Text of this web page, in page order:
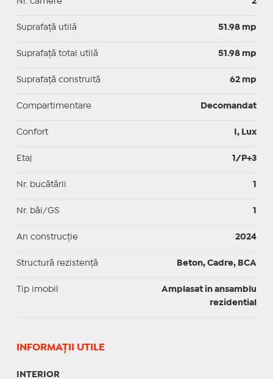
Suprafaţă utilă 51.98 mp
Suprafaţă total utilă 51.98 mp
Suprafaţă construită 62 mp
Compartimentare Decomandat
Confort I, Lux
Etaj 1/P+3
Nr. bucătării 1
Nr. băi/GS 1
An construcție 2024
Structură rezistență Beton, Cadre, BCA
Tip imobil
Amplasat in ansamblu
rezidential
INFORMAŢII UTILE
INTERIOR